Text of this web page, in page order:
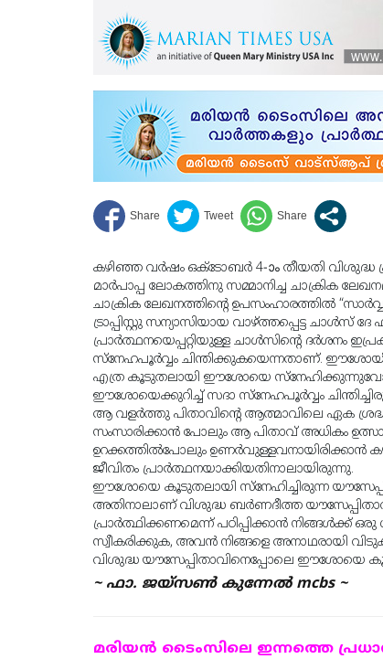
കഴിഞ്ഞ വർഷം ഒക്ടോബർ 4-ാം തീയതി
മാർപാപ്പ ലോകത്തിനു സമ്മാനിച്ച ചാക്രിക
ചാക്രിക ലേഖനത്തിൻ്റെ ഉപസംഹാരത്തിൽ
ട്രാപ്പിസ്റ്റു സന്യാസിയായ വാഴ്ത്തപ്പെട്ട ചാൾസ്
പ്രാർത്ഥനയെപ്പറ്റിയുള്ള ചാൾസിൻ്റെ ദർശനം
സ്നേഹപൂർവ്വം ചിന്തിക്കുകയെന്നതാണ്.
എത്ര കൂടുതലായി ഈശോയെ സ്നേഹിക്കുന്നുവോ
ഈശോയെക്കുറിച്ച് സദാ സ്നേഹപൂർവ്വം
ആ വളർത്തു പിതാവിൻ്റെ ആത്മാവിലെ ഏക
സംസാരിക്കാൻ പോലും ആ പിതാവ് അധികം
ഉറക്കത്തിൽപോലും ഉണർവുള്ളവനായിരിക്കാൻ
ജീവിതം പ്രാർത്ഥനയാക്കിയതിനാലായിരുന്നു.
ഈശോയെ കൂടുതലായി സ്നേഹിച്ചിരുന്ന
അതിനാലാണ് വിശുദ്ധ ബർണദീത്ത
പ്രാർത്ഥിക്കണമെന്ന് പഠിപ്പിക്കാൻ നിങ്ങൾക്ക് ഒരു
സ്വീകരിക്കുക, അവൻ നിങ്ങളെ അനാഥരായി
വിശുദ്ധ യൗസേപ്പിതാവിനെപ്പോലെ ഈശോയെ
~ ഫാ. ജയ്സൺ കുന്നേൽ mcbs ~
മരിയന്‍ ടൈംസിലെ ഇന്നത്തെ